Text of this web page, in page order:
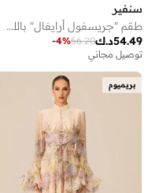
سنفير
طقم "جريسفول أرايفال" باللون الأسود من جاكيت مطرز بالدانتيل وتنورة بكسرات
د.ك54.49
56.20
-4%
توصيل مجاني
بريميوم